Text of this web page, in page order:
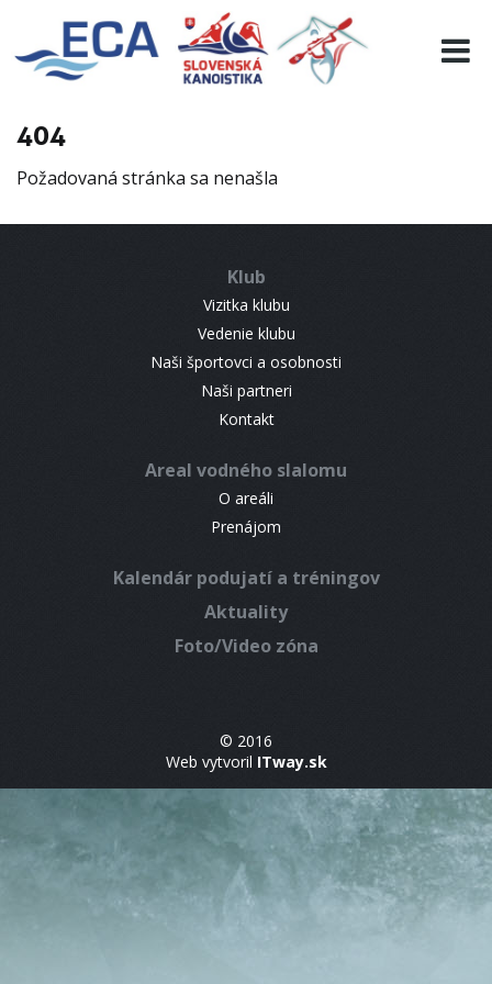
404
Požadovaná stránka sa nenašla
Klub
Vizitka klubu
Vedenie klubu
Naši športovci a osobnosti
Naši partneri
Kontakt
Areal vodného slalomu
O areáli
Prenájom
Kalendár podujatí a tréningov
Aktuality
Foto/Video zóna
© 2016
Web vytvoril ITway.sk
EURO 19
INFO
RESULTS
CONTACT